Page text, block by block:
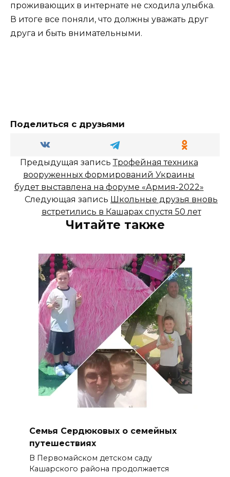
проживающих в интернате не сходила улыбка.
В итоге все поняли, что должны уважать друг
друга и быть внимательными.
Поделиться с друзьями
Предыдущая записьТрофейная техника
вооруженных формирований Украины
будет выставлена на форуме «Армия-2022»
Следующая запись Школьные друзья вновь
встретились в Кашарах спустя 50 лет
Читайте также
Семья Сердюковых о семейных
путешествиях
В Первомайском детском саду
Кашарского района продолжается